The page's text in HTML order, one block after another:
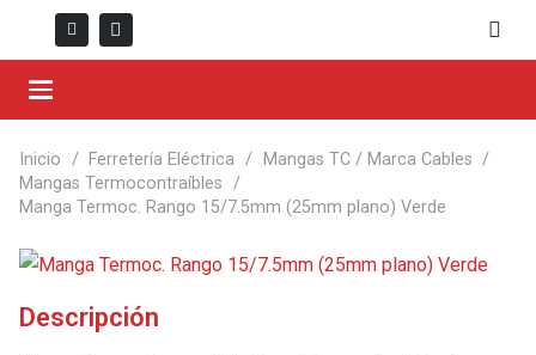
Inicio / Ferretería Eléctrica / Mangas TC / Marca Cables /
Mangas Termocontraíbles /
Manga Termoc. Rango 15/7.5mm (25mm plano) Verde
Descripción